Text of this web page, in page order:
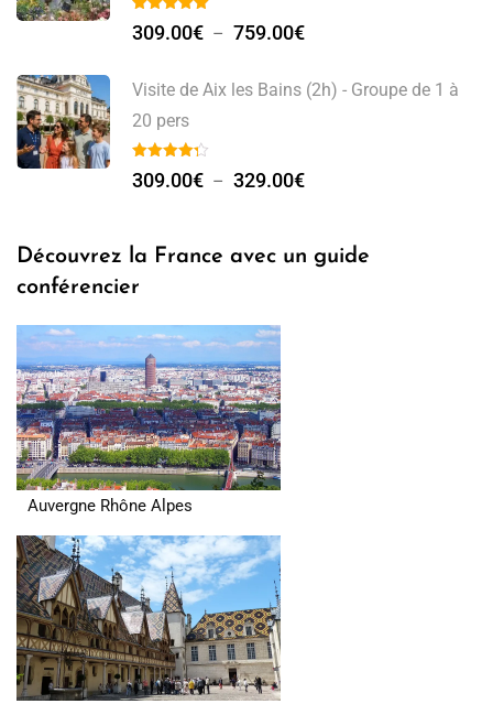
309.00€ – 759.00€
Visite de Aix les Bains (2h) - Groupe de 1 à
20 pers
309.00€ – 329.00€
Découvrez la France avec un guide
conférencier
Auvergne Rhône Alpes